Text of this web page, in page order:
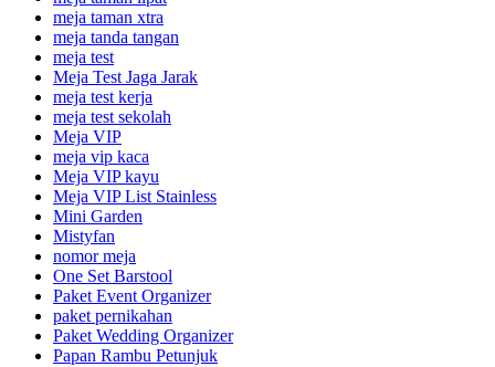
meja taman xtra
meja tanda tangan
meja test
Meja Test Jaga Jarak
meja test kerja
meja test sekolah
Meja VIP
meja vip kaca
Meja VIP kayu
Meja VIP List Stainless
Mini Garden
Mistyfan
nomor meja
One Set Barstool
Paket Event Organizer
paket pernikahan
Paket Wedding Organizer
Papan Rambu Petunjuk